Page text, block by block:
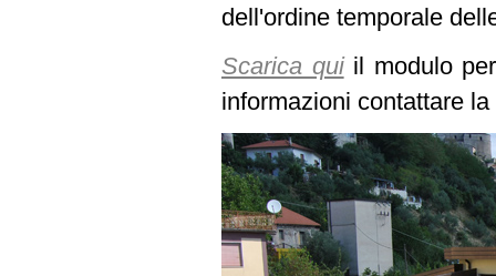
dell'ordine temporale
Scarica quiil modulo
informazioni contattare